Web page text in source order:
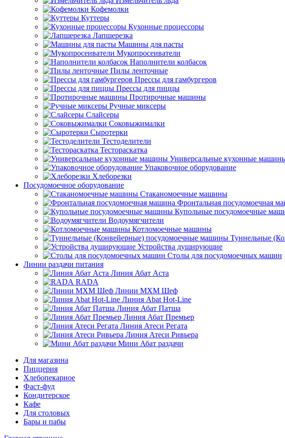
Кофемолки
Куттеры
Кухонные процессоры
Лапшерезка
Машины для пасты
Мукопросеиватели
Наполнители колбасок
Пилы ленточные
Прессы для гамбургеров
Прессы для пиццы
Протирочные машины
Ручные миксеры
Слайсеры
Соковыжималки
Сыротерки
Тестоделители
Тестораскатка
Универсальные кухонные
Упаковочное оборудование
Хлеборезки
Посудомоечное оборудование
Стаканомоечные машины
Фронтальная посудомоечная
Купольные посудомоечные
Водоумягчители
Котломоечные машины
Туннельные
Устройства душирующие
Столы для посудомоечных машин
Линии раздачи питания
Линия Абат Аста
RADA
Линии МХМ Шеф
Линия Abat Hot-Line
Линия Абат Патша
Линия Абат Премьер
Линия Атеси Регата
Линия Атеси Ривьера
Мини Абат раздачи
Для магазина
Пиццерия
Хлебопекарное
Фаст-фуд
Кондитерское
Кафе
Для столовых
Бары и пабы